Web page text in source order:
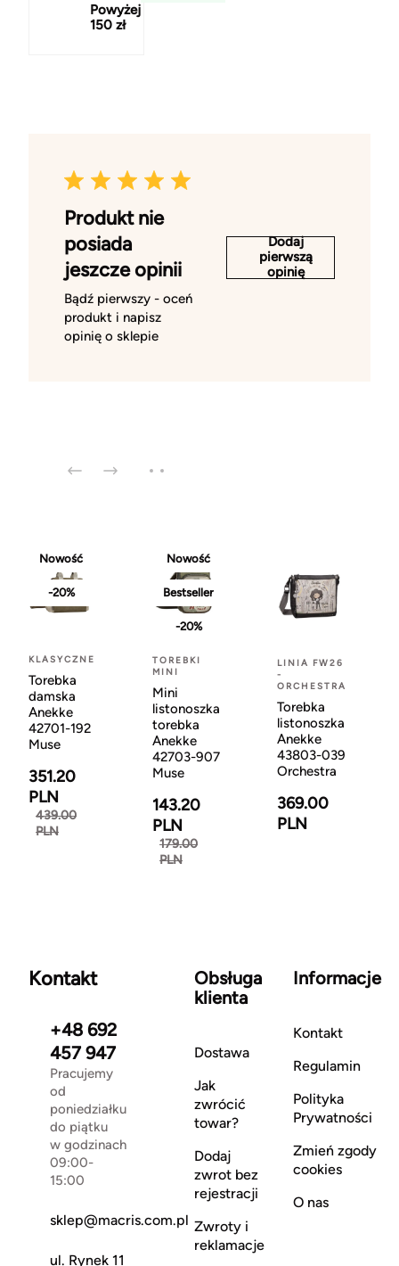
Powyżej
150 zł
Produkt nie
posiada
jeszcze opinii
Bądź pierwszy - oceń
produkt i napisz
opinię o sklepie
Dodaj
pierwszą
opinię
Nowość
-20%
KLASYCZNE
Torebka
damska
Anekke
42701-192
Muse
351.20
PLN
439.00
PLN
Nowość
Bestseller
-20%
TOREBKI
MINI
Mini
listonoszka
torebka
Anekke
42703-907
Muse
143.20
PLN
179.00
PLN
LINIA FW26
-
ORCHESTRA
Torebka
listonoszka
Anekke
43803-039
Orchestra
369.00
PLN
Kontakt
+48 692
457 947
Pracujemy
od
poniedziałku
do piątku
w godzinach
09:00-
15:00
sklep@macris.com.pl
ul. Rynek 11
Obsługa
klienta
Dostawa
Jak
zwrócić
towar?
Dodaj
zwrot bez
rejestracji
Zwroty i
reklamacje
Informacje
Kontakt
Regulamin
Polityka
Prywatności
Zmień zgody
cookies
O nas